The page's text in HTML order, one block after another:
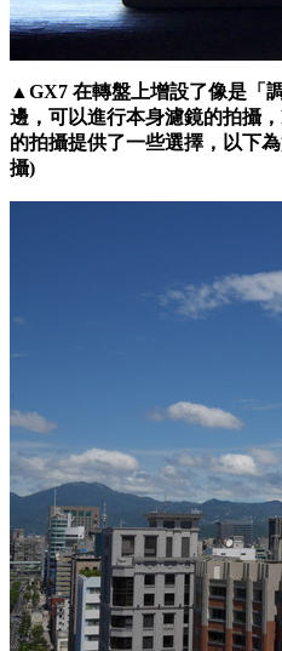
▲GX7 在轉盤上增設了像是「
邊，可以進行本身濾鏡的拍攝
的拍攝提供了一些選擇，以下
攝)